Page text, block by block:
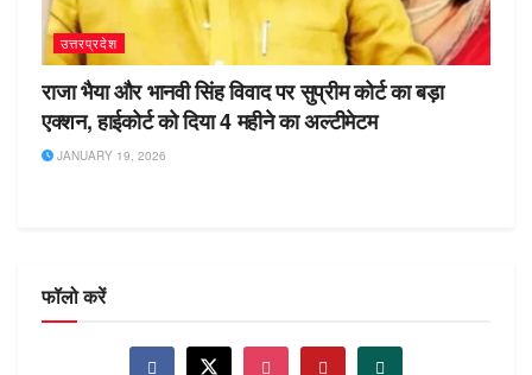
उत्तरप्रदेश
राजा भैया और भानवी सिंह विवाद पर सुप्रीम कोर्ट का बड़ा
एक्शन, हाईकोर्ट को दिया 4 महीने का अल्टीमेटम
JANUARY 19, 2026
फॉलो करें